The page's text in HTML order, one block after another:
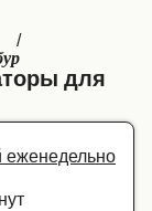
(FR)
(NL)
(FR)
для
еженедельно